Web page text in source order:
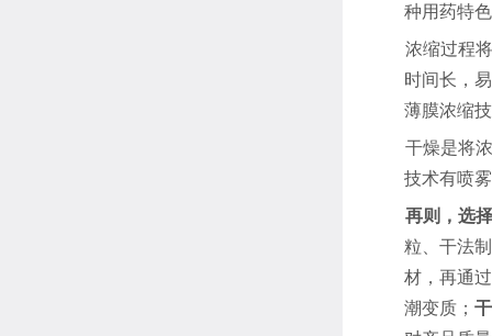
种用药特
浓缩过程
时间长，
薄膜浓缩
干燥是将
技术有喷
再则，选
粒、干法
材，再通
潮变质；